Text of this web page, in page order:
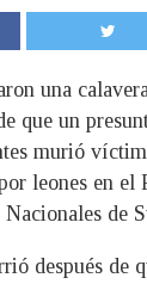
una
que un
murió
leones en el
de
después de